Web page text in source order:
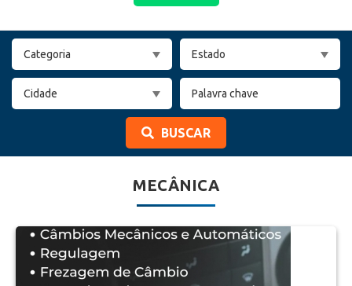
BUSCAR
MECÂNICA